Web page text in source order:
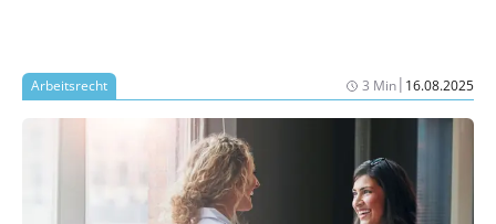
Arbeitsrecht 3 Min| 16.08.2025